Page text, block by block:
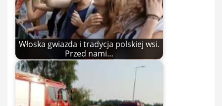
Włoska gwiazda i tradycja polskiej wsi.
Przed nami…